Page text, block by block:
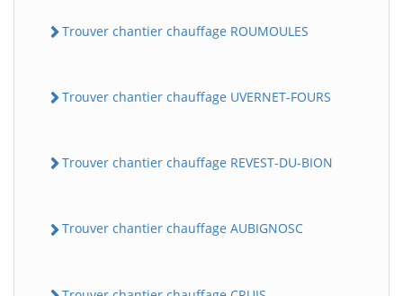
Trouver chantier chauffage ROUMOULES
Trouver chantier chauffage UVERNET-FOURS
Trouver chantier chauffage REVEST-DU-BION
Trouver chantier chauffage AUBIGNOSC